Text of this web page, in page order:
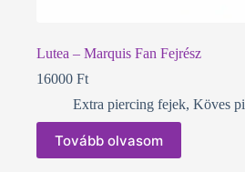
Lutea – Marquis Fan Fejrész
16000 Ft
Extra piercing fejek, Köves
Tovább olvasom